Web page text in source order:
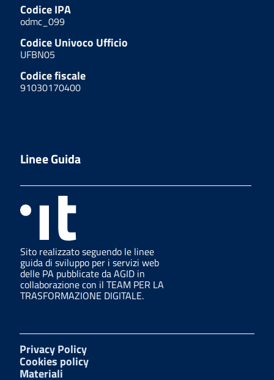
Codice IPA
odmc_099
Codice Univoco Ufficio
UFBN05
Codice fiscale
91030170400
Linee Guida
Sito realizzato seguendo le linee
guida di sviluppo per i servizi web
delle PA pubblicate da AGID in
collaborazione con il TEAM PER LA
TRASFORMAZIONE DIGITALE.
Privacy Policy
Cookies policy
Materiali